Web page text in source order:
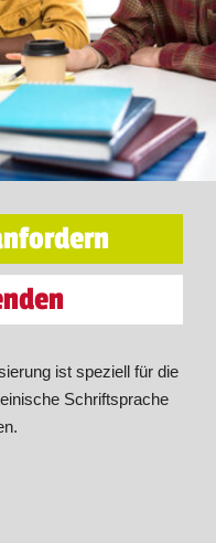
ist speziell für die
Schriftsprache